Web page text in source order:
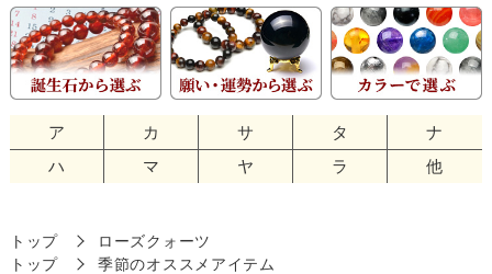
ア カ サ タ
ナ
ハ
マ ヤ ラ 他
トップ
ローズクォーツ
トップ
季節のオススメアイテム